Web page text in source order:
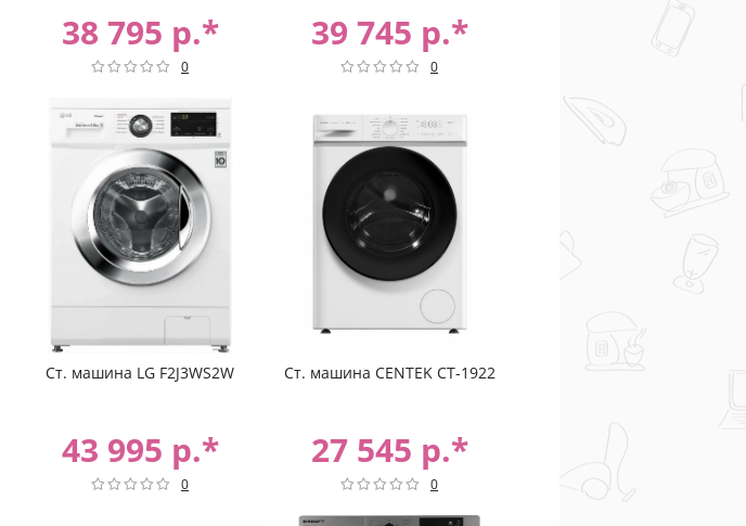
38 795 р.*
0
39 745 р.*
0
Ст. машина LG F2J3WS2W
43 995 р.*
0
Ст. машина CENTEK CT-1922
27 545 р.*
0